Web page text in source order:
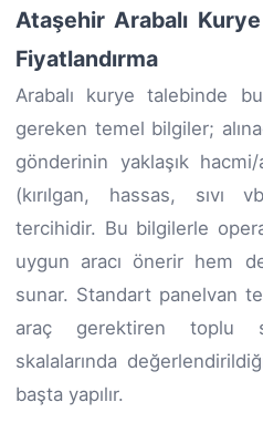
Ataşehir Arabalı
Fiyatlandırma
Arabalı kurye talebinde
gereken temel bilgiler;
gönderinin yaklaşık hacmi/
(kırılgan, hassas,
tercihidir. Bu bilgilerle
uygun aracı önerir hem
sunar. Standart panelvan
araç gerektiren toplu
skalalarında
başta yapılır.